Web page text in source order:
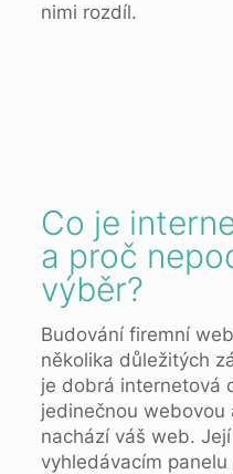
nimi rozdíl.
Co je
a proč
výběr?
Budování firemní
několika důležitých
je dobrá internetová
jedinečnou webovou
nachází váš web.
vyhledávacím